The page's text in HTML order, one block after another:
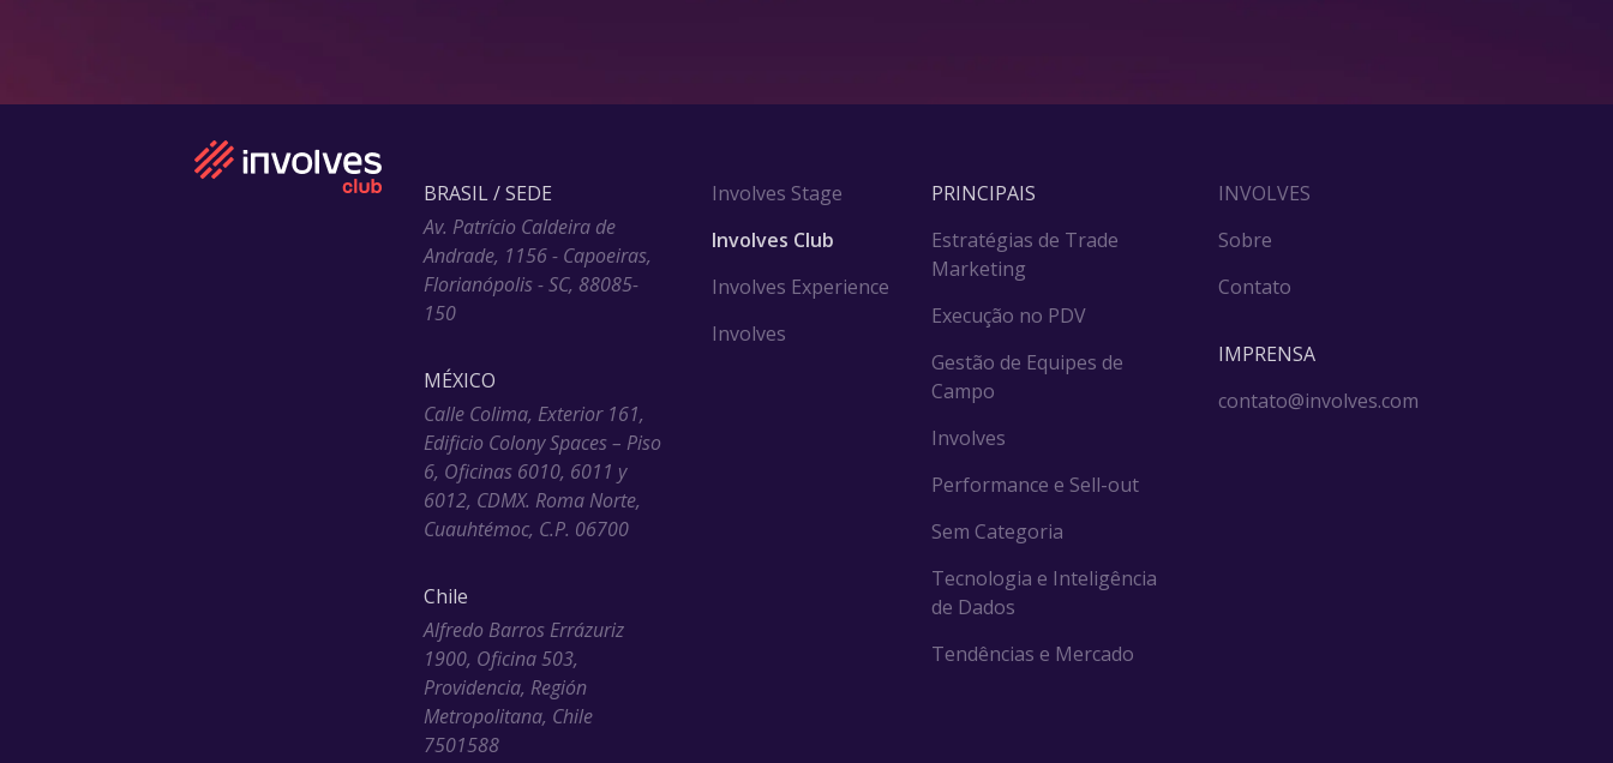
BRASIL / SEDE
Av. Patrício Caldeira de
Andrade, 1156 - Capoeiras,
Florianópolis - SC, 88085-
150
MÉXICO
Calle Colima, Exterior 161,
Edificio Colony Spaces – Piso
6, Oficinas 6010, 6011 y
6012, CDMX. Roma Norte,
Cuauhtémoc, C.P. 06700
Chile
Alfredo Barros Errázuriz
1900, Oficina 503,
Providencia, Región
Metropolitana, Chile
7501588
Involves Stage
Involves Club
Involves Experience
Involves
PRINCIPAIS
Estratégias de Trade
Marketing
Execução no PDV
Gestão de Equipes de
Campo
Involves
Performance e Sell-out
Sem Categoria
Tecnologia e Inteligência
de Dados
Tendências e Mercado
INVOLVES
Sobre
Contato
IMPRENSA
contato@involves.com